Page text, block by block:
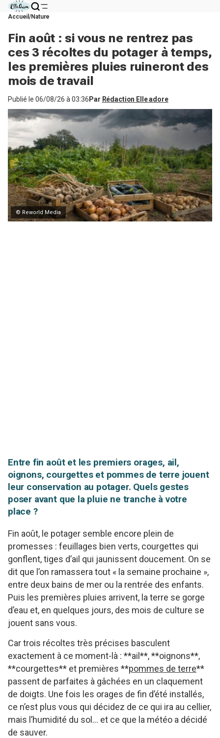
Accueil Nature
Fin août : si vous ne rentrez pas
ces 3 récoltes du potager à temps,
les premières pluies ruineront des
mois de travail
Publié le 06/08/26 à 03:36 Par Rédaction Elle adore
© Reworld Media
Entre fin août et les premiers orages, ail,
oignons, courgettes et pommes de terre jouent
leur conservation au potager. Quels gestes
poser avant que la pluie ne tranche à votre
place ?
Fin août, le potager semble encore plein de
promesses : feuillages bien verts, courgettes qui
gonflent, tiges d’ail qui jaunissent doucement. On se
dit que l’on ramassera tout « la semaine prochaine »,
entre deux bains de mer ou la rentrée des enfants.
Puis les premières pluies arrivent, la terre se gorge
d’eau et, en quelques jours, des mois de culture se
jouent sans vous.
Car trois récoltes très précises basculent
exactement à ce moment-là : **ail**, **oignons**,
**courgettes** et premières **pommes de terre**
passent de parfaites à gâchées en un claquement
de doigts. Une fois les orages de fin d’été installés,
ce n’est plus vous qui décidez de ce qui ira au cellier,
mais l’humidité du sol… et ce que la météo a décidé
de sauver.